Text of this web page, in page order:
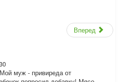
Вперед
муж - привиреда от